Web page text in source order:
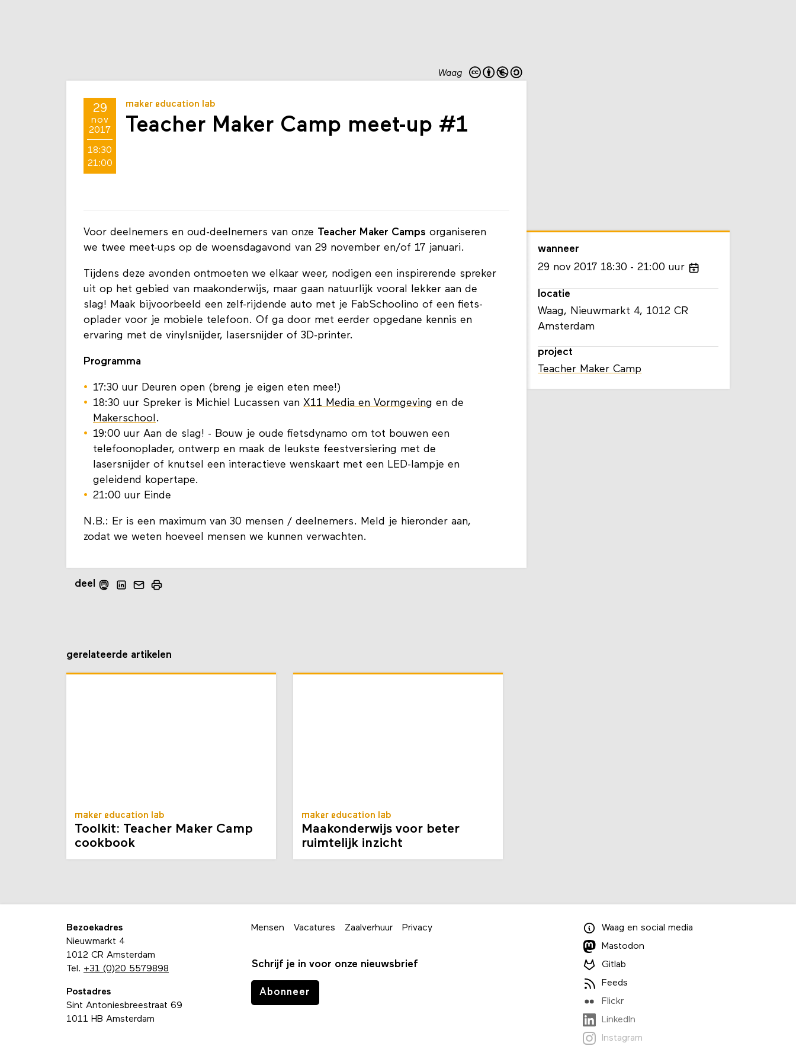
Waag
29
nov
2017
18:30
21:00
maker education lab
Teacher Maker Camp meet-up #1
Voor deelnemers en oud-deelnemers van onze Teacher Maker Camps organiseren
we twee meet-ups op de woensdagavond van 29 november en/of 17 januari.
Tijdens deze avonden ontmoeten we elkaar weer, nodigen een inspirerende spreker
uit op het gebied van maakonderwijs, maar gaan natuurlijk vooral lekker aan de
slag! Maak bijvoorbeeld een zelf-rijdende auto met je FabSchoolino of een fiets-
oplader voor je mobiele telefoon. Of ga door met eerder opgedane kennis en
ervaring met de vinylsnijder, lasersnijder of 3D-printer.
Programma
17:30 uur Deuren open (breng je eigen eten mee!)
18:30 uur Spreker is Michiel Lucassen van X11 Media en Vormgeving en de
Makerschool.
19:00 uur Aan de slag! - Bouw je oude fietsdynamo om tot bouwen een
telefoonoplader, ontwerp en maak de leukste feestversiering met de
lasersnijder of knutsel een interactieve wenskaart met een LED-lampje en
geleidend kopertape.
21:00 uur Einde
N.B.: Er is een maximum van 30 mensen / deelnemers. Meld je hieronder aan,
zodat we weten hoeveel mensen we kunnen verwachten.
wanneer
29 nov 2017 18:30 21:00 uur
locatie
Waag, Nieuwmarkt 4, 1012 CR
Amsterdam
project
Teacher Maker Camp
deel
gerelateerde artikelen
maker education lab
Toolkit: Teacher Maker Camp
cookbook
maker education lab
Maakonderwijs voor beter
ruimtelijk inzicht
Bezoekadres
Nieuwmarkt 4
1012 CR Amsterdam
Tel. +31 (0)20 5579898
Postadres
Sint Antoniesbreestraat 69
1011 HB Amsterdam
Mensen Vacatures Zaalverhuur Privacy
Schrijf je in voor onze nieuwsbrief
Abonneer
Waag en social media
Mastodon
Gitlab
Feeds
Flickr
LinkedIn
Instagram